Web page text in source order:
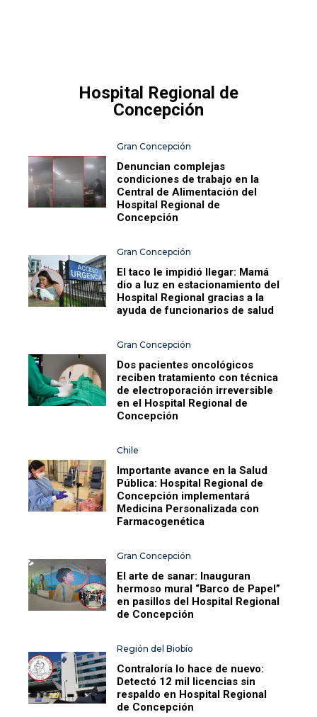
Hospital Regional de
Concepción
Gran Concepción
Denuncian complejas
condiciones de trabajo en la
Central de Alimentación del
Hospital Regional de
Concepción
Gran Concepción
El taco le impidió llegar: Mamá
dio a luz en estacionamiento del
Hospital Regional gracias a la
ayuda de funcionarios de salud
Gran Concepción
Dos pacientes oncológicos
reciben tratamiento con técnica
de electroporación irreversible
en el Hospital Regional de
Concepción
Chile
Importante avance en la Salud
Pública: Hospital Regional de
Concepción implementará
Medicina Personalizada con
Farmacogenética
Gran Concepción
El arte de sanar: Inauguran
hermoso mural “Barco de Papel”
en pasillos del Hospital Regional
de Concepción
Región del Biobío
Contraloría lo hace de nuevo:
Detectó 12 mil licencias sin
respaldo en Hospital Regional
de Concepción